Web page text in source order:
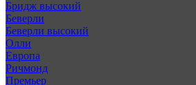
Бридж высокий
Беверли
Беверли высокий
Олли
Европа
Ричмонд
Премьер